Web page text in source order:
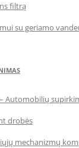
filtrą
su geriamo
Automobilių
drobės
mechanizmų